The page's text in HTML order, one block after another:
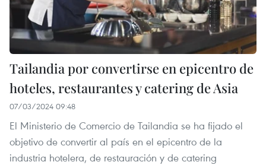
Tailandia por convertirse en epicentro de
hoteles, restaurantes y catering de Asia
07/03/2024 09:48
El Ministerio de Comercio de Tailandia se ha fijado el
objetivo de convertir al país en el epicentro de la
industria hotelera, de restauración y de catering